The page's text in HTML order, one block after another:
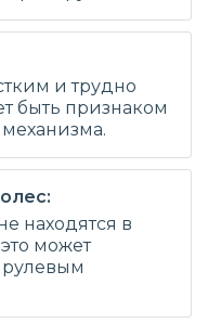
и трудно
быть признаком
находятся в
может
рулевым